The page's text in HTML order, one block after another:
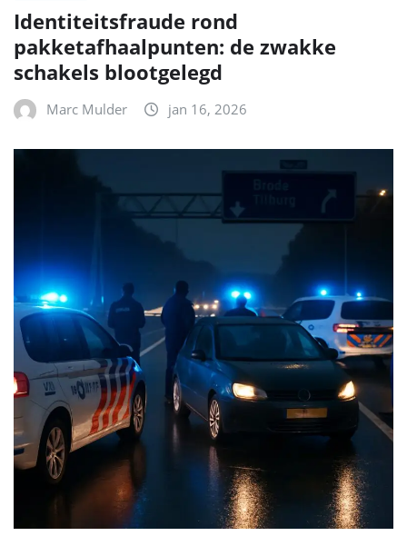
Identiteitsfraude rond
pakketafhaalpunten: de zwakke
schakels blootgelegd
Marc Mulder jan 16, 2026